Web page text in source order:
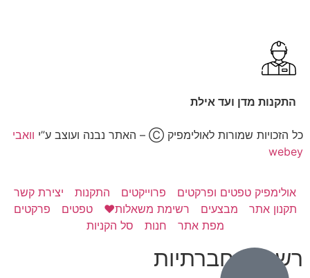
רשתות חברתיות
התקנות מדן ועד אילת
כל הזכויות שמורות לאולימפיק Ⓒ – האתר נבנה ועוצב ע”י
וואבי
webey
אולימפיק טפטים ופרקטים פרוייקטים התקנות
יצירת קשר
תקנון אתר
מבצעים רשימת משאלות❤️ טפטים
פרקטים
מפת אתר
חנות סל הקניות